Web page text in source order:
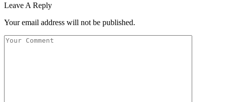
Leave A Reply
Your email address will not be published.